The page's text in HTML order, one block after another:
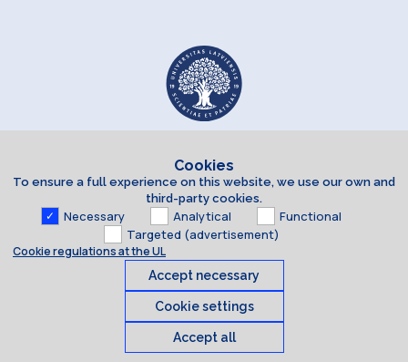
© 2026 University of Latvia. All rights reserved.
Cookies
To ensure a full experience on this website, we use our own and
third-party cookies.
Necessary Analytical
Functional
Targeted (advertisement)
Cookie regulations at the UL
Accept necessary
Cookie settings
Accept all